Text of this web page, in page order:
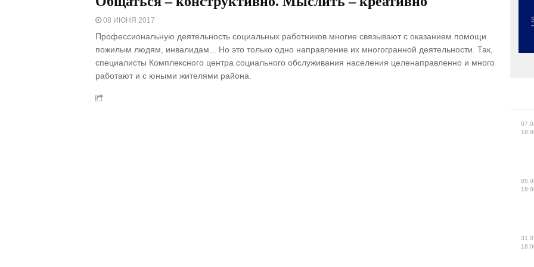
08 ИЮНЯ 2017
Профессиональную деятельность социальных работников многие связывают с оказанием помощи
пожилым людям, инвалидам... Но это только одно направление их многогранной деятельности. Так,
специалисты Комплексного центра социального обслуживания населения целенаправленно и много
работают и с юными жителями района.